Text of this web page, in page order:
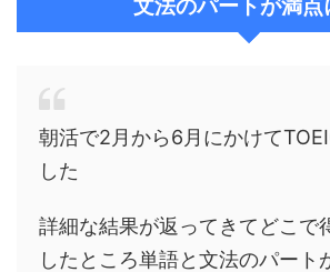
文法のパートが満点
朝活で2月から6月にかけて
した
詳細な結果が返ってきてどこで
したところ単語と文法のパート